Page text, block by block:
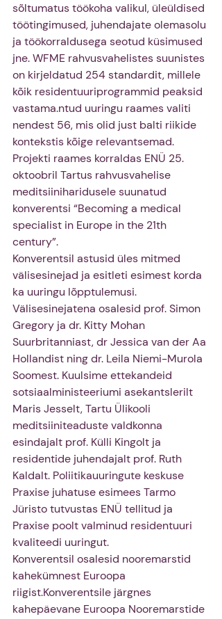
sõltumatus töökoha valikul, üleüldised
töötingimused, juhendajate olemasolu
ja töökorraldusega seotud küsimused
jne. WFME rahvusvahelistes suunistes
on kirjeldatud 254 standardit, millele
kõik residentuuriprogrammid peaksid
vastama.ntud uuringu raames valiti
nendest 56, mis olid just balti riikide
kontekstis kõige relevantsemad.
Projekti raames korraldas ENÜ 25.
oktoobril Tartus rahvusvahelise
meditsiiniharidusele suunatud
konverentsi “Becoming a medical
specialist in Europe in the 21th
century”.
Konverentsil astusid üles mitmed
välisesinejad ja esitleti esimest korda
ka uuringu lõpptulemusi.
Välisesinejatena osalesid prof. Simon
Gregory ja dr. Kitty Mohan
Suurbritanniast, dr Jessica van der Aa
Hollandist ning dr. Leila Niemi-Murola
Soomest. Kuulsime ettekandeid
sotsiaalministeeriumi asekantslerilt
Maris Jesselt, Tartu Ülikooli
meditsiiniteaduste valdkonna
esindajalt prof. Külli Kingolt ja
residentide juhendajalt prof. Ruth
Kaldalt. Poliitikauuringute keskuse
Praxise juhatuse esimees Tarmo
Jüristo tutvustas ENÜ tellitud ja
Praxise poolt valminud residentuuri
kvaliteedi uuringut.
Konverentsil osalesid nooremarstid
kahekümnest Euroopa
riigist.Konverentsile järgnes
kahepäevane Euroopa Nooremarstide